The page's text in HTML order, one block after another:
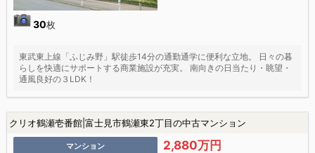
30枚
東武東上線「ふじみ野」駅徒歩14分の通勤通学に便利な立地。 日々の暮
らしを快適にサポートする商業施設が充実。 南向きの日当たり・眺望・
通風良好の３LDK！
クリオ鶴瀬壱番館|富士見市鶴瀬東2丁目の中古マンション
マンション 2,880万円